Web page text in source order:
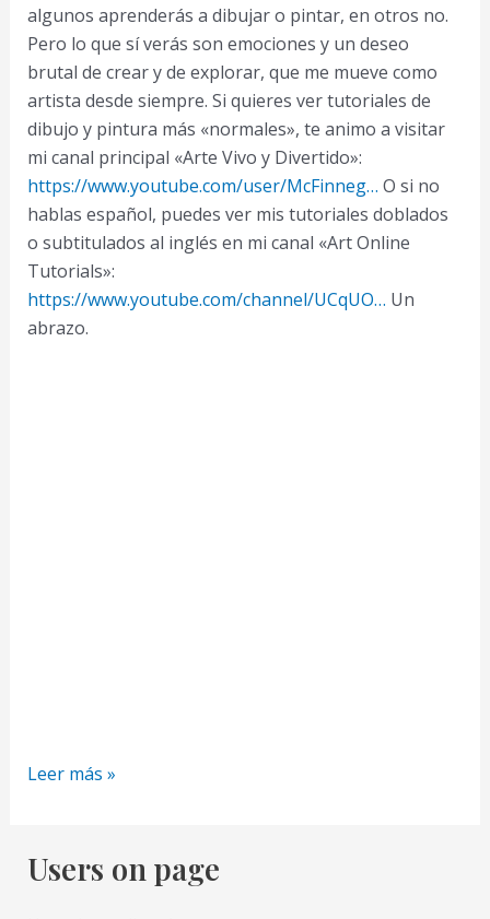
algunos aprenderás a dibujar o pintar, en otros no.
Pero lo que sí verás son emociones y un deseo
brutal de crear y de explorar, que me mueve como
artista desde siempre. Si quieres ver tutoriales de
dibujo y pintura más «normales», te animo a visitar
mi canal principal «Arte Vivo y Divertido»:
https://www.youtube.com/user/McFinneg… O si no
hablas español, puedes ver mis tutoriales doblados
o subtitulados al inglés en mi canal «Art Online
Tutorials»:
https://www.youtube.com/channel/UCqUO… Un
abrazo.
Como
Belleza
Real
Leer más »
Users on page